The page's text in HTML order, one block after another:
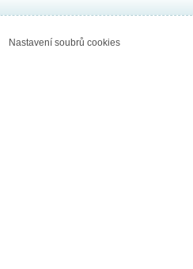
Nastavení soubrů cookies